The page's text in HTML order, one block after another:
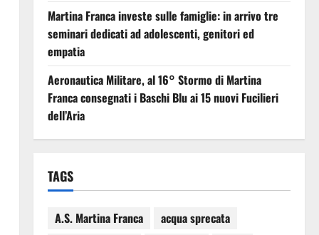
Martina Franca investe sulle famiglie: in arrivo tre
seminari dedicati ad adolescenti, genitori ed
empatia
Aeronautica Militare, al 16° Stormo di Martina
Franca consegnati i Baschi Blu ai 15 nuovi Fucilieri
dell’Aria
TAGS
A.S. Martina Franca
acqua sprecata